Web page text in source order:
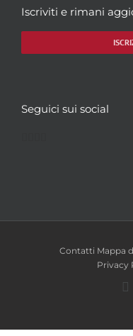
Iscriviti e rimani
Seguici sui social
Contatti Mappa
Privacy